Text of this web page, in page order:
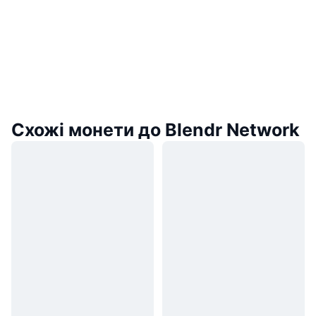
Схожі монети до Blendr Network